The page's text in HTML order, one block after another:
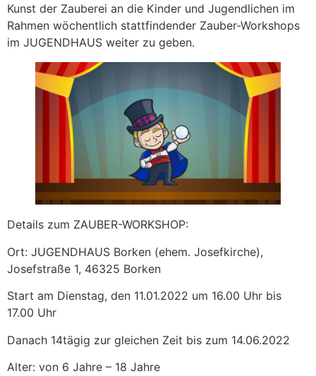
Kunst der Zauberei an die Kinder und Jugendlichen im
Rahmen wöchentlich stattfindender Zauber-Workshops
im JUGENDHAUS weiter zu geben.
Details zum ZAUBER-WORKSHOP:
Ort: JUGENDHAUS Borken (ehem. Josefkirche),
Josefstraße 1, 46325 Borken
Start am Dienstag, den 11.01.2022 um 16.00 Uhr bis
17.00 Uhr
Danach 14tägig zur gleichen Zeit bis zum 14.06.2022
Alter: von 6 Jahre – 18 Jahre